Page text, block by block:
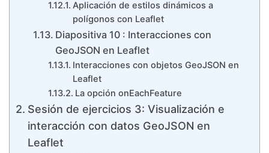
Aplicación de estilos dinámicos a
polígonos con Leaflet
Diapositiva 10 : Interacciones con
GeoJSON en Leaflet
Interacciones con objetos GeoJSON en
Leaflet
La opción onEachFeature
Sesión de ejercicios 3: Visualización e
interacción con datos GeoJSON en
Leaflet